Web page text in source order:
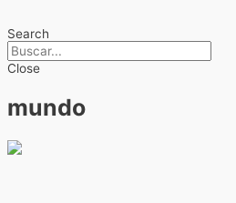
Search
Close
mundo